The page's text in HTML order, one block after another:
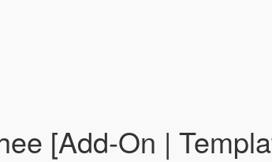
[Add-On |